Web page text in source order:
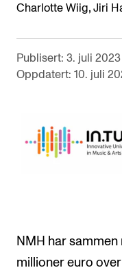
Velferd og helse
Mangfold og
Nyheter for
Kontaktpunkt
Studentutvalet SUT
Charlotte Wiig, Jiri
Publisert: 3. juli 2023
Oppdatert: 10. juli
NMH har
millioner euro